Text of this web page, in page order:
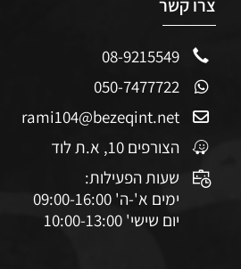
צרו קשר
08-9215549
050-7477722
rami104@bezeqint.net
הצורפים 10, א.ת לוד
שעות הפעילות:
ימים א'-ה' 09:00-16:00
יום שישי' 10:00-13:00